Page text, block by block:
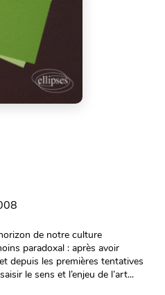
de notre culture
paradoxal : après avoir
depuis les premières tentatives
le sens et l’enjeu de l’art...